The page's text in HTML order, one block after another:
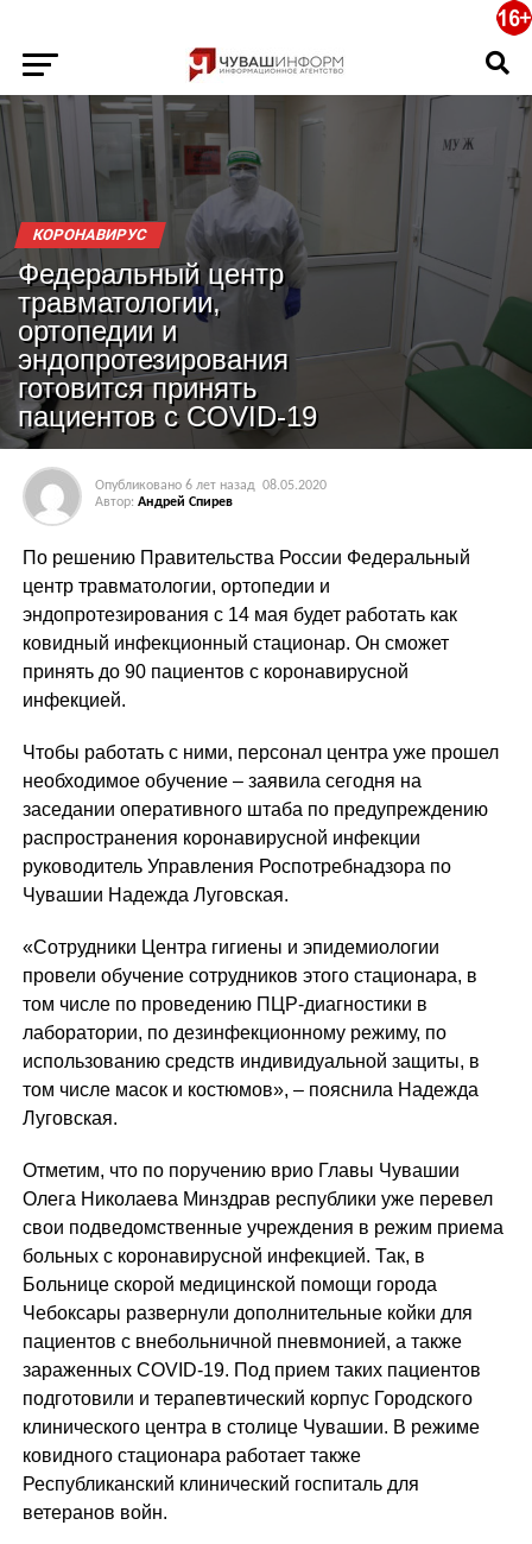
КОРОНАВИРУС
Федеральный центр
травматологии,
ортопедии и
эндопротезирования
готовится принять
пациентов с COVID-19
Опубликовано 6 лет назад 08.05.2020
Автор: Андрей Спирев
По решению Правительства России Федеральный
центр травматологии, ортопедии и
эндопротезирования с 14 мая будет работать как
ковидный инфекционный стационар. Он сможет
принять до 90 пациентов с коронавирусной
инфекцией.
Чтобы работать с ними, персонал центра уже прошел
необходимое обучение – заявила сегодня на
заседании оперативного штаба по предупреждению
распространения коронавирусной инфекции
руководитель Управления Роспотребнадзора по
Чувашии Надежда Луговская.
«Сотрудники Центра гигиены и эпидемиологии
провели обучение сотрудников этого стационара, в
том числе по проведению ПЦР-диагностики в
лаборатории, по дезинфекционному режиму, по
использованию средств индивидуальной защиты, в
том числе масок и костюмов», – пояснила Надежда
Луговская.
Отметим, что по поручению врио Главы Чувашии
Олега Николаева Минздрав республики уже перевел
свои подведомственные учреждения в режим приема
больных с коронавирусной инфекцией. Так, в
Больнице скорой медицинской помощи города
Чебоксары развернули дополнительные койки для
пациентов с внебольничной пневмонией, а также
зараженных COVID-19. Под прием таких пациентов
подготовили и терапевтический корпус Городского
клинического центра в столице Чувашии. В режиме
ковидного стационара работает также
Республиканский клинический госпиталь для
ветеранов войн.